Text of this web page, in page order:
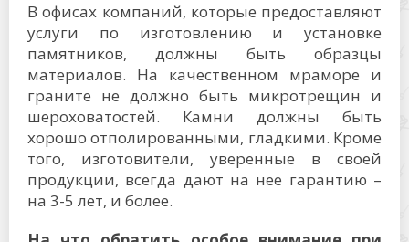
В офисах компаний, которые предоставляют
услуги по изготовлению и установке
памятников, должны быть образцы
материалов. На качественном мраморе и
граните не должно быть микротрещин и
шероховатостей. Камни должны быть
хорошо отполированными, гладкими. Кроме
того, изготовители, уверенные в своей
продукции, всегда дают на нее гарантию –
на 3-5 лет, и более.